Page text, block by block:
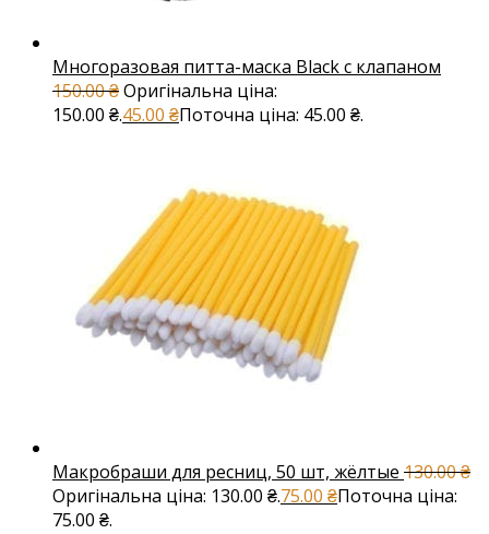
Многоразовая питта-маска Black с клапаном
150.00₴Оригінальна ціна:
150.00 ₴.45.00 ₴Поточна ціна: 45.00 ₴.
Макробраши для ресниц, 50 шт, жёлтые 130.00₴
Оригінальна ціна: 130.00 ₴.75.00 ₴Поточна ціна:
75.00 ₴.